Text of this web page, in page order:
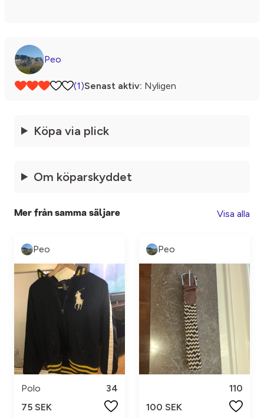
Peo
(1)Senast aktiv: Nyligen
Köpa via plick
Om köparskyddet
Mer från samma säljare Visa alla
Peo
Polo
34
75 SEK
Peo
110
100 SEK